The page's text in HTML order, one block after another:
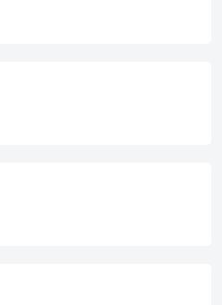
消费空间。虽然长期需求基本面具有
创逾3年零7个月新低，减少2250吨；
1个月新低，减少1800吨；镍库存
低，减少1104吨；锡库存8845吨，
零11个月低位。 5、美伊冲突持续
根据评估，截至5月22日的两周内，
中的占比已升至27%，美国国债的同